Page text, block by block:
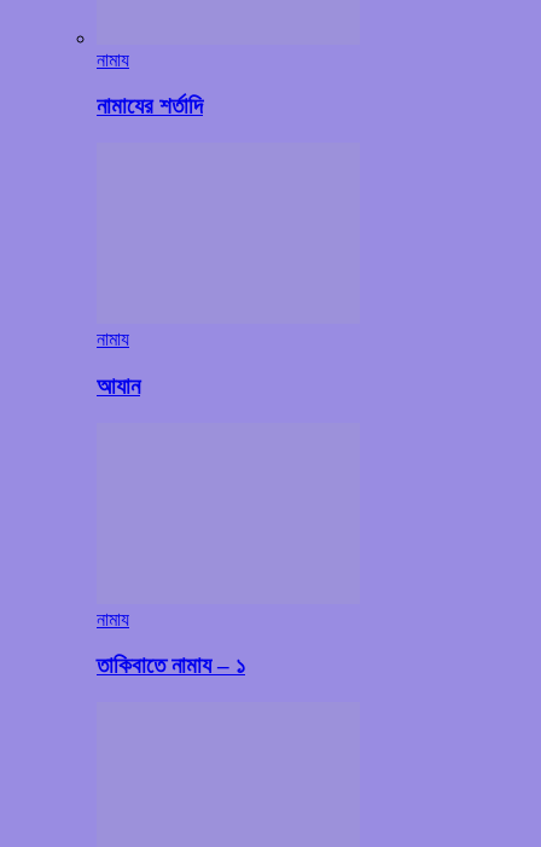
নামায
নামাযের শর্তাদি
নামায
আযান
নামায
তাকিবাতে নামায – ১